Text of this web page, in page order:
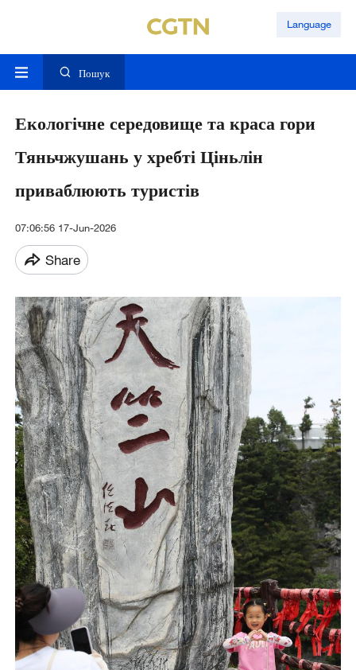
Language
Пошук
Екологічне середовище та краса гори
Тяньчжушань у хребті Ціньлін
приваблюють туристів
07:06:56 17-Jun-2026
Share